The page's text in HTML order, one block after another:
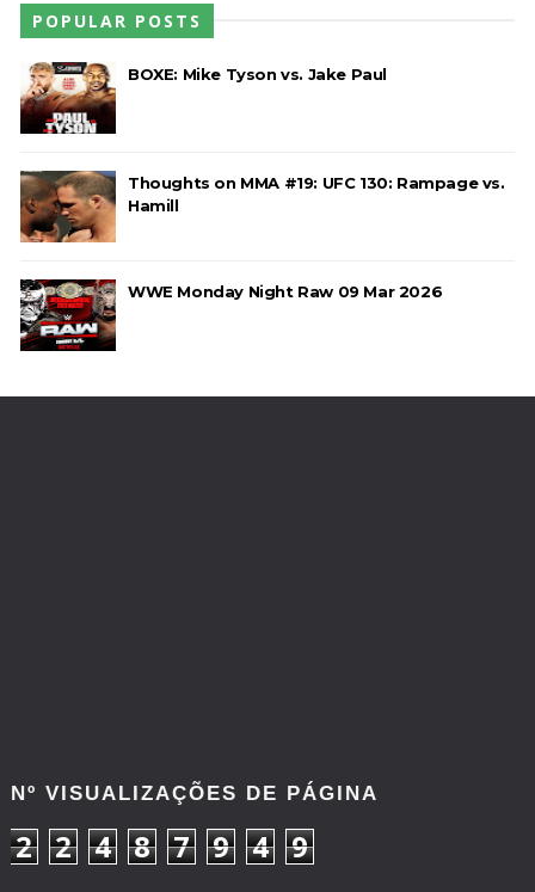
POPULAR POSTS
BOXE: Mike Tyson vs. Jake Paul
Thoughts on MMA #19: UFC 130: Rampage vs.
Hamill
WWE Monday Night Raw 09 Mar 2026
Nº VISUALIZAÇÕES DE PÁGINA
2 2 4 8 7 9 4 9